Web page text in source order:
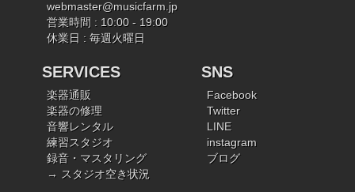
webmaster@musicfarm.jp
営業時間 : 10:00 - 19:00
休業日 : 毎週火曜日
SERVICES
楽器通販
楽器の修理
音響レンタル
練習スタジオ
録音・マスタリング
→ スタジオ空き状況
SNS
Facebook
Twitter
LINE
instagram
ブログ